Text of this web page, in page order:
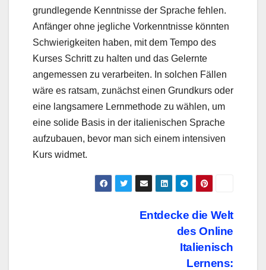
grundlegende Kenntnisse der Sprache fehlen.
Anfänger ohne jegliche Vorkenntnisse könnten
Schwierigkeiten haben, mit dem Tempo des
Kurses Schritt zu halten und das Gelernte
angemessen zu verarbeiten. In solchen Fällen
wäre es ratsam, zunächst einen Grundkurs oder
eine langsamere Lernmethode zu wählen, um
eine solide Basis in der italienischen Sprache
aufzubauen, bevor man sich einem intensiven
Kurs widmet.
Beitragsnavigation
Entdecke die Welt
des Online
Italienisch
Lernens: